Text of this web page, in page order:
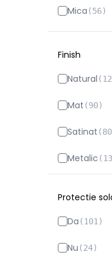
Essence(
Maybelline
Mesauda(
Mica (56)
Finish
Natural (
Mat (90)
Satinat (80
Metalic (13
Protectie
Da (101 )
Nu (24)